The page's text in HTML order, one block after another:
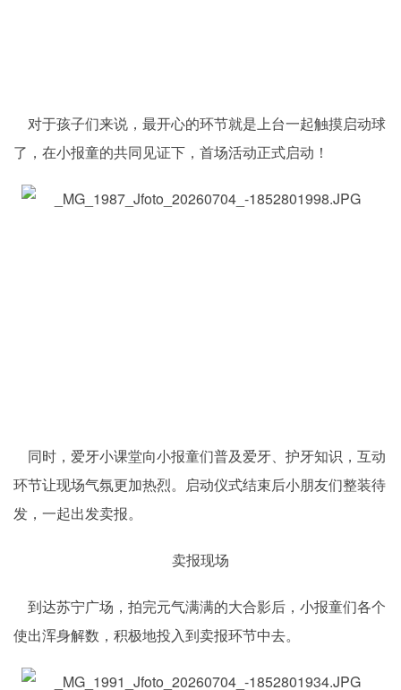
对于孩子们来说，最开心的环节就是上台一起触摸启动球
了，在小报童的共同见证下，首场活动正式启动！
同时，爱牙小课堂向小报童们普及爱牙、护牙知识，互动
环节让现场气氛更加热烈。启动仪式结束后小朋友们整装待
发，一起出发卖报。
卖报现场
到达苏宁广场，拍完元气满满的大合影后，小报童们各个
使出浑身解数，积极地投入到卖报环节中去。